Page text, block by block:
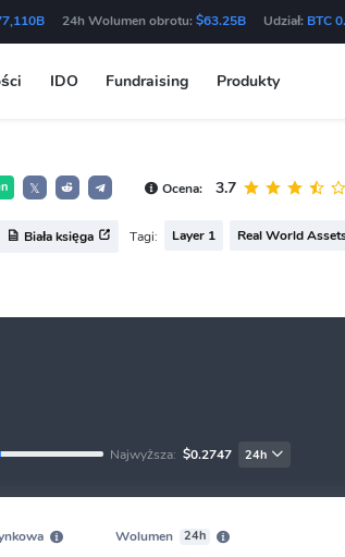
24h Wolumen obrotu: $63.25B Udział: BTC
IDO Fundraising Produkty
𝕏 Ocena: 3.7
Biała księga Tagi: Layer 1 Real World
Najwyższa: $0.2747 24h
Wolumen 24h